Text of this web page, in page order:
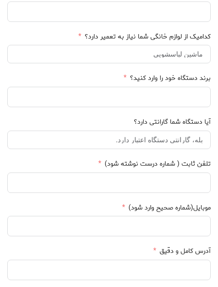
کدامیک از لوازم خانگی شما نیاز به تعمیر دارد؟
برند دستگاه خود را وارد کنید؟
آیا دستگاه شما گارانتی دارد؟
تلفن ثابت ( شماره درست نوشته شود)
موبایل(شماره صحیح وارد شود)
آدرس کامل و دقیق